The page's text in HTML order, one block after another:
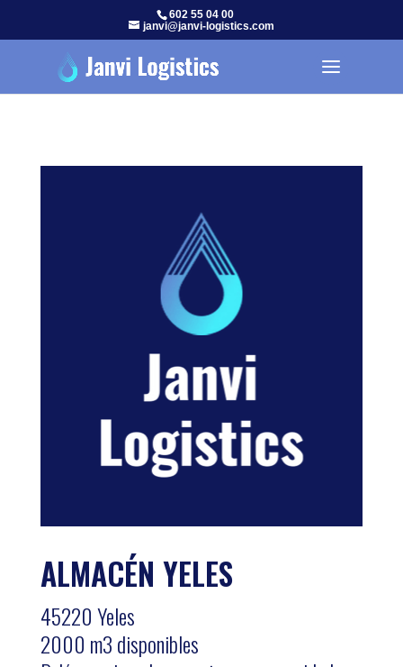
602 55 04 00
janvi@janvi-logistics.com
ALMACÉN YELES
45220 Yeles
2000 m3 disponibles